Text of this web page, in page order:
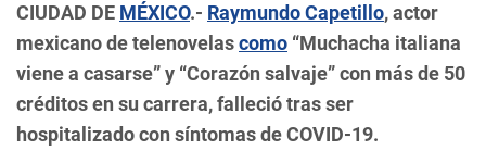
CIUDAD DE MÉXICO.- Raymundo Capetillo, actor
mexicano de telenovelascomo “Muchacha italiana
viene a casarse” y “Corazón salvaje” con más de 50
créditos en su carrera, falleció tras ser
hospitalizado con síntomas de COVID-19.